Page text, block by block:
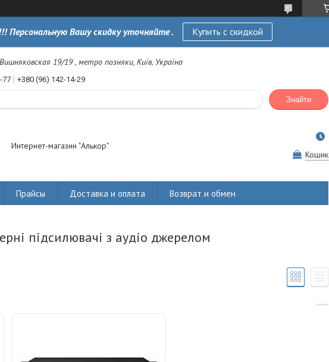
Персональную Вашу скидку уточняйте . Купить с скидкой
19/19 , метро позняки, Київ, Україна
77 +380 (96) 142-14-29
Знайти
Интернет-магазин "Алькор"
Кошик
Прайсы Доставка и оплата Возврат и обмен
підсилювачі з аудіо джерелом